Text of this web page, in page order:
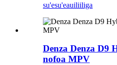
su'esu'eauiliiliga
Denza Denza D9
nofoa MPV